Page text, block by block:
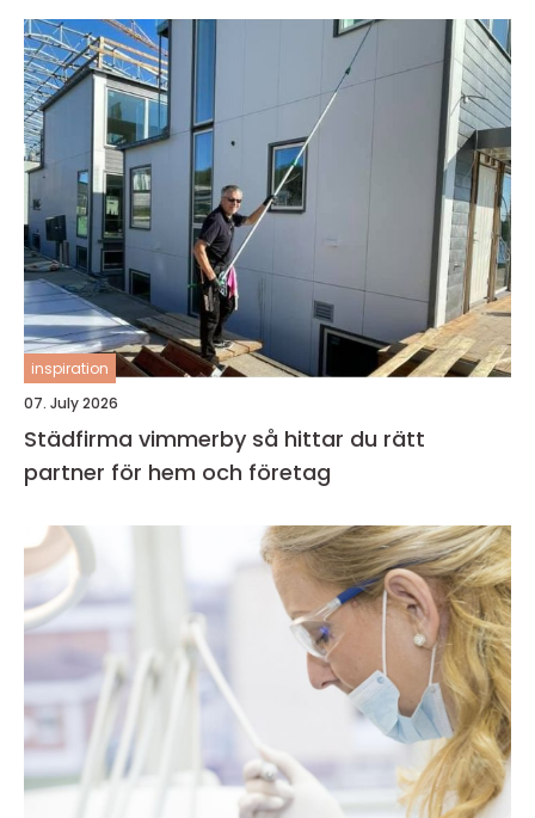
inspiration
07. July 2026
Städfirma vimmerby så hittar du rätt
partner för hem och företag